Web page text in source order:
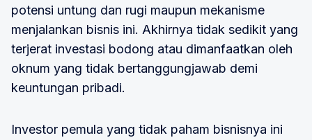
potensi untung dan rugi maupun mekanisme
menjalankan bisnis ini. Akhirnya tidak sedikit yang
terjerat investasi bodong atau dimanfaatkan oleh
oknum yang tidak bertanggungjawab demi
keuntungan pribadi.
Investor pemula yang tidak paham bisnisnya ini